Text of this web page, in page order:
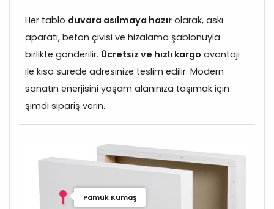
Her tablo duvara asılmaya hazır olarak, askı
aparatı, beton çivisi ve hizalama şablonuyla
birlikte gönderilir. Ücretsiz ve hızlı kargo avantajı
ile kısa sürede adresinize teslim edilir. Modern
sanatın enerjisini yaşam alanınıza taşımak için
şimdi sipariş verin.
Pamuk Kumaş